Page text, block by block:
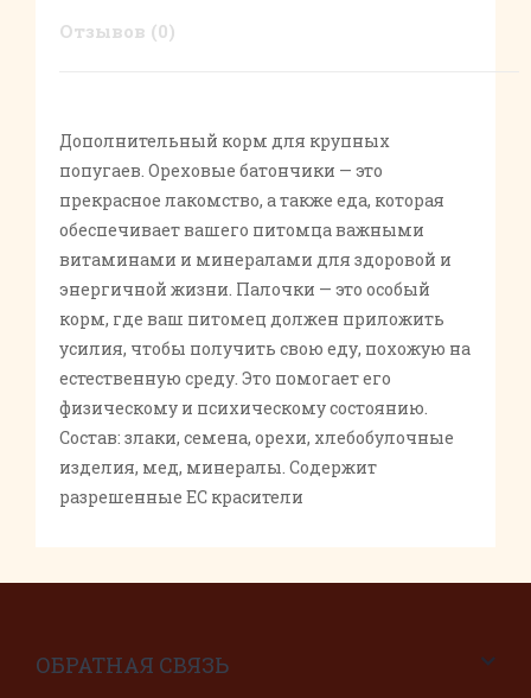
Отзывов (0)
Дополнительный корм для крупных
попугаев. Ореховые батончики — это
прекрасное лакомство, а также еда, которая
обеспечивает вашего питомца важными
витаминами и минералами для здоровой и
энергичной жизни. Палочки — это особый
корм, где ваш питомец должен приложить
усилия, чтобы получить свою еду, похожую на
естественную среду. Это помогает его
физическому и психическому состоянию.
Состав: злаки, семена, орехи, хлебобулочные
изделия, мед, минералы. Содержит
разрешенные ЕС красители
ОБРАТНАЯ СВЯЗЬ